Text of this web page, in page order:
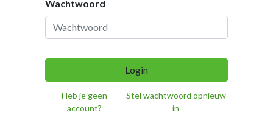
Wachtwoord
Login
Heb je geen
account?
Stel wachtwoord opnieuw
in